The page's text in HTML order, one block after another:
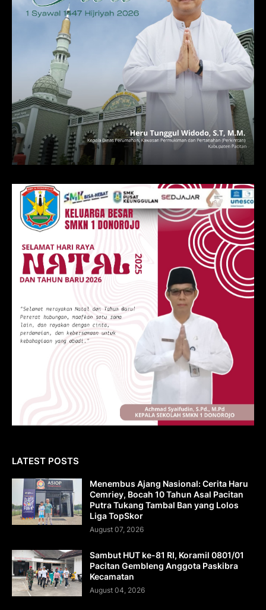
LATEST POSTS
Menembus Ajang Nasional: Cerita Haru
Cemriey, Bocah 10 Tahun Asal Pacitan
Putra Tukang Tambal Ban yang Lolos
Liga TopSkor
August 07, 2026
Sambut HUT ke-81 RI, Koramil 0801/01
Pacitan Gembleng Anggota Paskibra
Kecamatan
August 04, 2026